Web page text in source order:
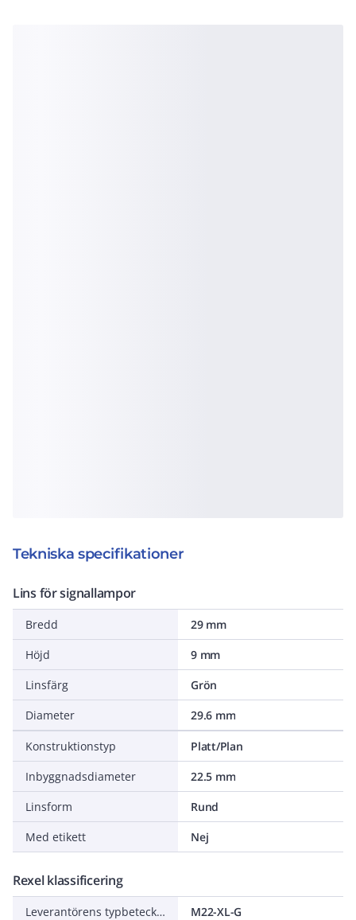
Tekniska specifikationer
Lins för signallampor
Bredd
29 mm
Höjd
9 mm
Linsfärg
Grön
Diameter
29.6 mm
Konstruktionstyp
Platt/Plan
Inbyggnadsdiameter
22.5 mm
Linsform
Rund
Med etikett
Nej
Rexel klassificering
Leverantörens typbeteckning
M22-XL-G